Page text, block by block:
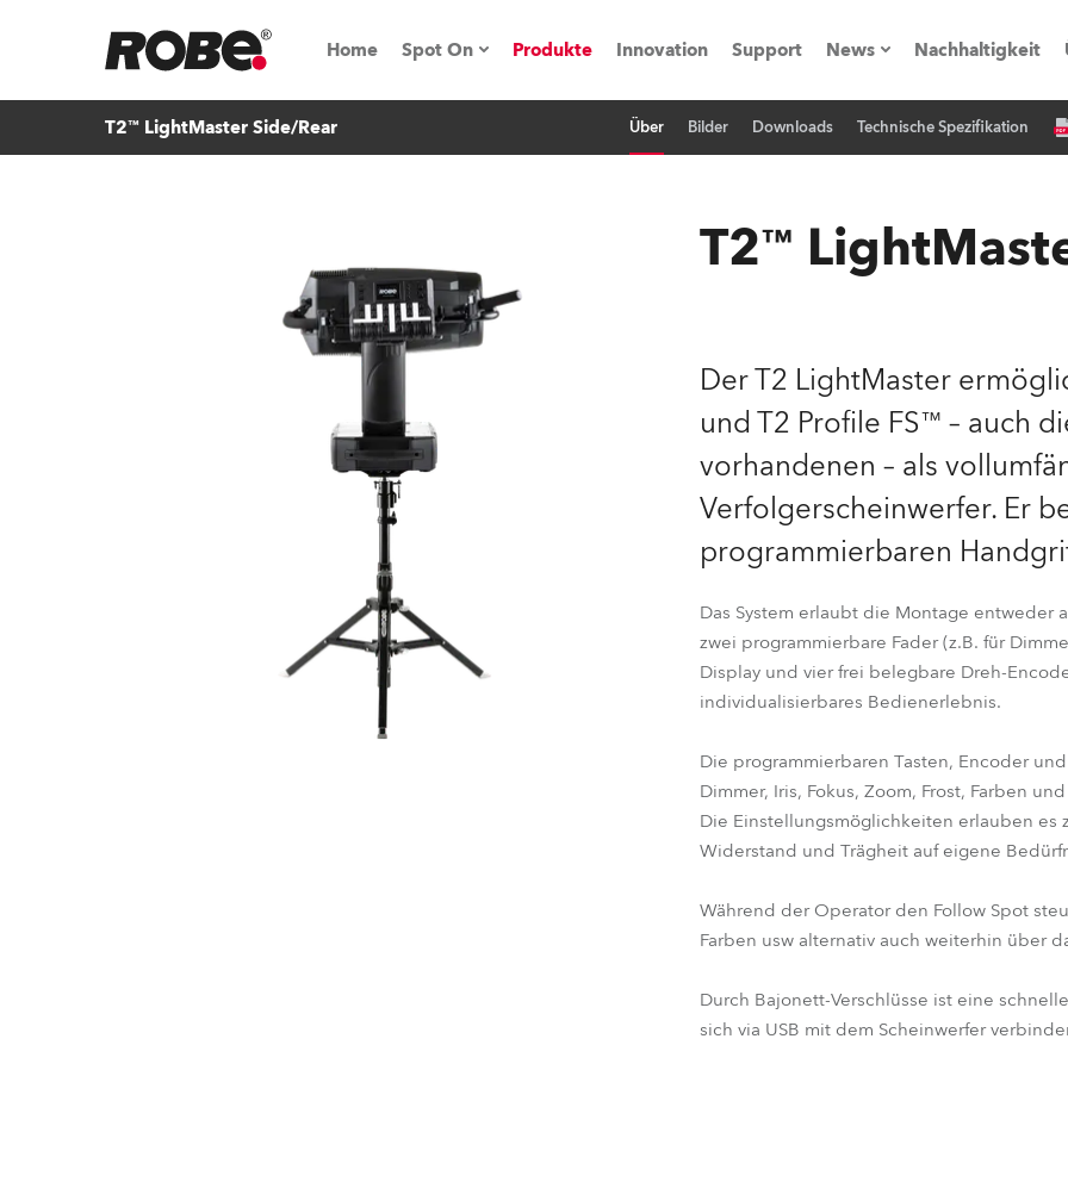
Home Spot On
Germany
iSeries
RoboSpot Tutorials
Robe lighting's technology SHED
Produkte Innovation Support News
Pressemitteilungen
Nachhaltigkeit
T2™ LightMaster Side/Rear Über Bilder Downloads Technische Spezifikation
T2™
Der T2 LightMaster
und T2 Profile FS™ – auch
vorhandenen – als
Verfolgerscheinwerfer. Er
programmierbaren
Das System erlaubt die Montage entweder
zwei programmierbare Fader (z.B. für
Display und vier frei belegbare Dreh-
individualisierbares Bedienerlebnis.
Die programmierbaren Tasten, Encoder
Dimmer, Iris, Fokus, Zoom, Frost, Farben
Die Einstellungsmöglichkeiten erlauben
Widerstand und Trägheit auf eigene
Während der Operator den Follow Spot
Farben usw alternativ auch weiterhin über
Durch Bajonett-Verschlüsse ist eine
sich via USB mit dem Scheinwerfer